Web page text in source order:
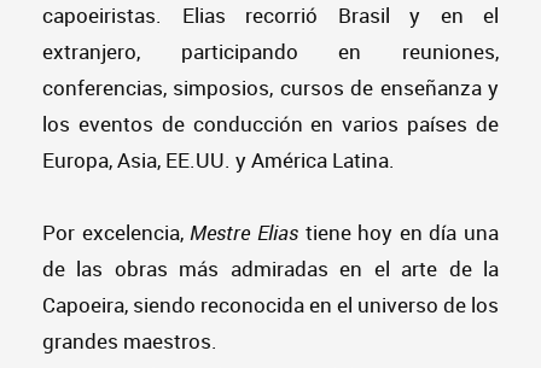
capoeiristas. Elias recorrió Brasil y en el
extranjero, participando en reuniones,
conferencias, simposios, cursos de enseñanza y
los eventos de conducción en varios países de
Europa, Asia, EE.UU. y América Latina.
Por excelencia,Mestre Eliastiene hoy en día una
de las obras más admiradas en el arte de la
Capoeira, siendo reconocida en el universo de los
grandes maestros.